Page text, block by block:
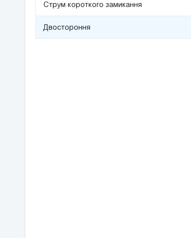
Струм короткого замикання
Двостороння